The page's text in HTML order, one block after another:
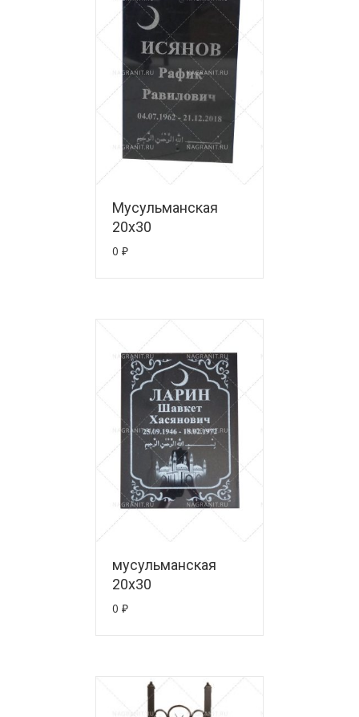
Мусульманская
20х30
0 ₽
мусульманская
20х30
0 ₽